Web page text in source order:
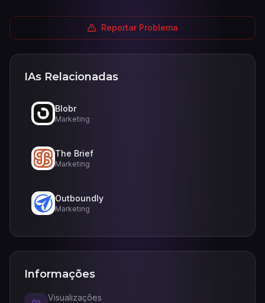
Reportar Problema
IAs Relacionadas
Blobr
Marketing
The Brief
Marketing
Outboundly
Marketing
Informações
Visualizações